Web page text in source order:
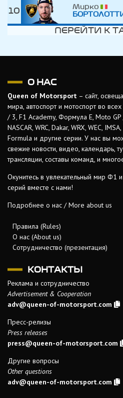
10
Мирко
ПЕРЕЙТИ К
О НАС
Queen of Motorsport – сайт,
мира, автоспорт и мотоспорт во
/ 3, F1 Academy, Формула Е, Moto GP
NASCAR, WRC, Dakar, WRX, WEC,
Formula и другие серии. У нас вы
свежие новости, видео, календарь,
трансляции, составы команд, и
Окунитесь в увлекательный мир Ф1
серий вместе с нами!
Подробнее о нас / More about us
Правила (Rules)
О нас (About us)
Сотрудничество (презентация)
КОНТАКТЫ
Реклама и сотрудничество
Advertisement & Cooperation
adv@queen-of-motorsport.com
Пресс-релизы
Press releases
press@queen-of-motorsport.com
Другие вопросы
Other questions
adv@queen-of-motorsport.com